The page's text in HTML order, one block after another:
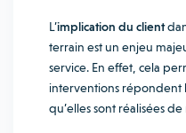
L’implication du client
terrain est un enjeu
service. En effet, cela
interventions répondent
qu’elles sont réalisées